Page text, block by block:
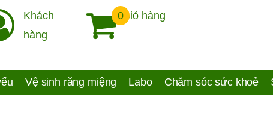
Khách
hàng
0Giỏ hàng
Vệ sinh răng miệng Labo Chăm sóc sức khoẻ